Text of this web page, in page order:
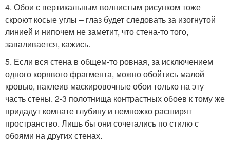
4. Обои с вертикальным волнистым рисунком тоже
скроют косые углы – глаз будет следовать за изогнутой
линией и нипочем не заметит, что стена-то того,
заваливается, кажись.
5. Если вся стена в общем-то ровная, за исключением
одного корявого фрагмента, можно обойтись малой
кровью, наклеив маскировочные обои только на эту
часть стены. 2-3 полотнища контрастных обоев к тому же
придадут комнате глубину и немножко расширят
пространство. Лишь бы они сочетались по стилю с
обоями на других стенах.